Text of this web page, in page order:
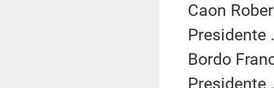
Caon
Presidente
Bordo
Presidente